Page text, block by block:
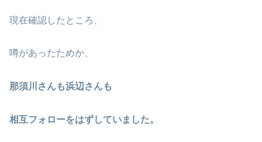
現在確認したところ、
噂があったためか、
那須川さんも浜辺さんも
相互フォローをはずしていました。